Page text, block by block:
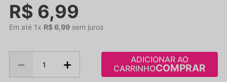
R$ 6,99
Em até 1x R$6,99 sem juros
＋
－
ADICIONAR AO
CARRINHO